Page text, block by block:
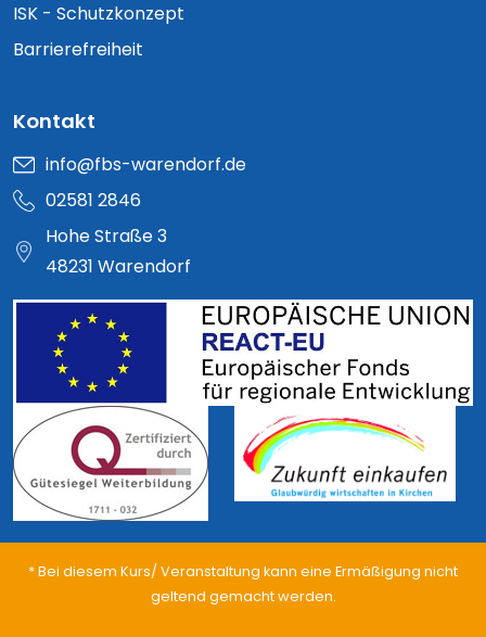
ISK - Schutzkonzept
Barrierefreiheit
Kontakt
info@fbs-warendorf.de
02581 2846
Hohe Straße 3
48231 Warendorf
* Bei diesem Kurs/ Veranstaltung kann eine Ermäßigung nicht
geltend gemacht werden.